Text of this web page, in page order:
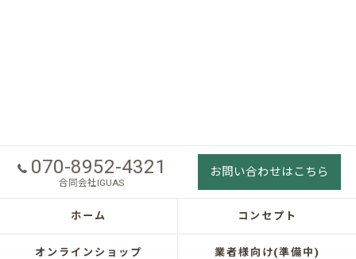
070-8952-4321
合同会社IGUAS
お問い合わせはこちら
ホーム コンセプト
オンラインショップ 業者様向け(準備中)